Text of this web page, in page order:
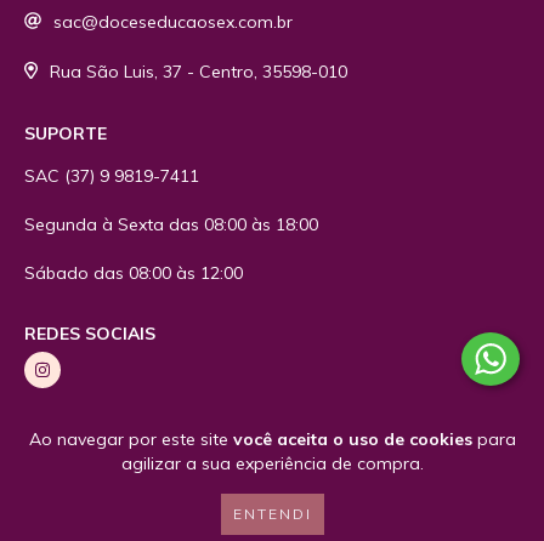
Ao navegar por este site você aceita o uso de cookiespara
agilizar a sua experiência de compra.
ENTENDI
sac@doceseducaosex.com.br
Rua São Luis, 37 - Centro, 35598-010
SUPORTE
SAC (37) 9 9819-7411
Segunda à Sexta das 08:00 às 18:00
Sábado das 08:00 às 12:00
REDES SOCIAIS